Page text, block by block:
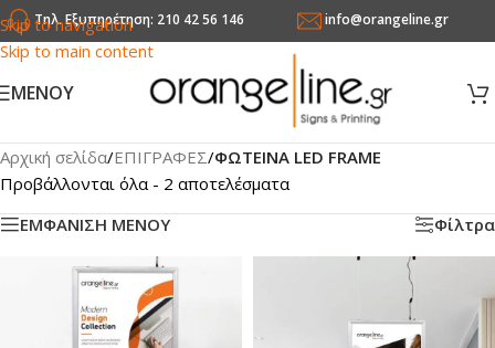
Skip to navigation
Skip to main content
Τηλ. Εξυπηρέτηση: 210 42 56 146 info@orangeline.gr
MENOY
Αρχική σελίδα/ΕΠΙΓΡΑΦΕΣ/ΦΩΤΕΙΝΑ LED FRAME
Προβάλλονται όλα - 2 αποτελέσματα
ΕΜΦΑΝΙΣΗ ΜΕΝΟΥ
Φίλτρα